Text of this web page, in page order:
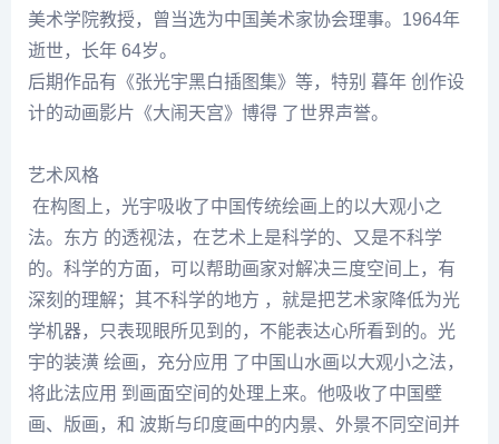
美术学院教授，曾当选为中国美术家协会理事。1964年
逝世，长年 64岁。
后期作品有《张光宇黑白插图集》等，特别 暮年 创作设
计的动画影片《大闹天宫》博得 了世界声誉。
艺术风格
在构图上，光宇吸收了中国传统绘画上的以大观小之
法。东方 的透视法，在艺术上是科学的、又是不科学
的。科学的方面，可以帮助画家对解决三度空间上，有
深刻的理解；其不科学的地方 ，就是把艺术家降低为光
学机器，只表现眼所见到的，不能表达心所看到的。光
宇的装潢 绘画，充分应用 了中国山水画以大观小之法，
将此法应用 到画面空间的处理上来。他吸收了中国壁
画、版画，和 波斯与印度画中的内景、外景不同空间并